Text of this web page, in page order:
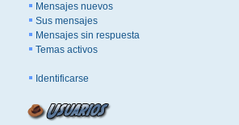
Mensajes nuevos
Sus mensajes
Mensajes sin respuesta
Temas activos
Identificarse